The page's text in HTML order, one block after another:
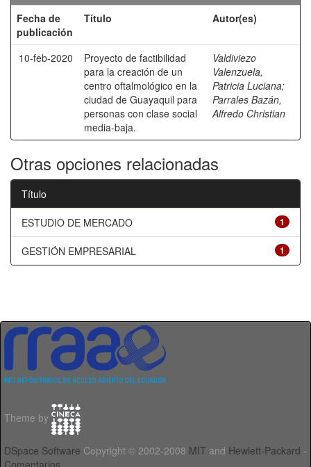
Fecha de
publicación
Título Autor(es)
10-feb-2020
Proyecto de factibilidad
para la creación de un
centro oftalmológico en la
ciudad de Guayaquil para
personas con clase social
media-baja.
Valdiviezo
Valenzuela,
Patricia Luciana;
Parrales Bazán,
Alfredo Christian
Otras opciones relacionadas
Título
1
ESTUDIO DE MERCADO
1
GESTIÓN EMPRESARIAL
Theme by
DSpace Software Copyright © 2002-2008 MIT and Hewlett-Packard -
Comentarios